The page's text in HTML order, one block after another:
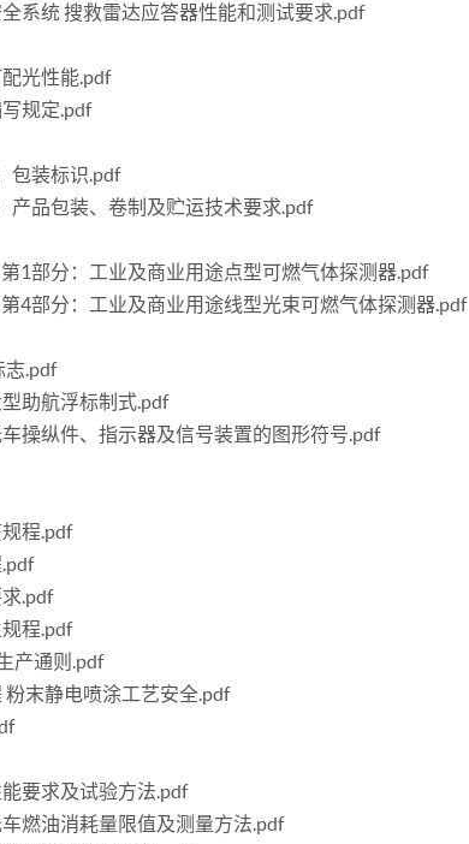
系统 搜救雷达应答器性能和测试要求.pdf
光性能.pdf
规定.pdf
包装标识.pdf
产品包装、卷制及贮运技术要求.pdf
1部分：工业及商业用途点型可燃气体探测器.pdf
4部分：工业及商业用途线型光束可燃气体探测器.pdf
志.pdf
助航浮标制式.pdf
操纵件、指示器及信号装置的图形符号.pdf
程.pdf
.pdf
程.pdf
产通则.pdf
末静电喷涂工艺安全.pdf
要求及试验方法.pdf
燃油消耗量限值及测量方法.pdf